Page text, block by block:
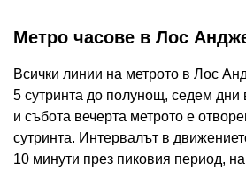
Метро часове в Лос
Всички линии на метрото в Лос
5 сутринта до полунощ, седем дни
и събота вечерта метрото е
сутринта. Интервалът в
10 минути през пиковия период,